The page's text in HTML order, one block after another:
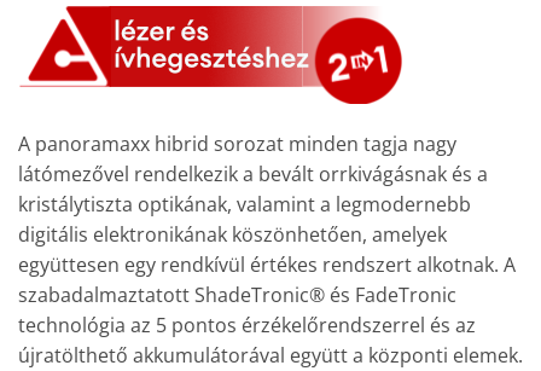
A panoramaxx hibrid sorozat minden tagja nagy
látómezővel rendelkezik a bevált orrkivágásnak és a
kristálytiszta optikának, valamint a legmodernebb
digitális elektronikának köszönhetően, amelyek
együttesen egy rendkívül értékes rendszert alkotnak. A
szabadalmaztatott ShadeTronic® és FadeTronic
technológia az 5 pontos érzékelőrendszerrel és az
újratölthető akkumulátorával együtt a központi elemek.